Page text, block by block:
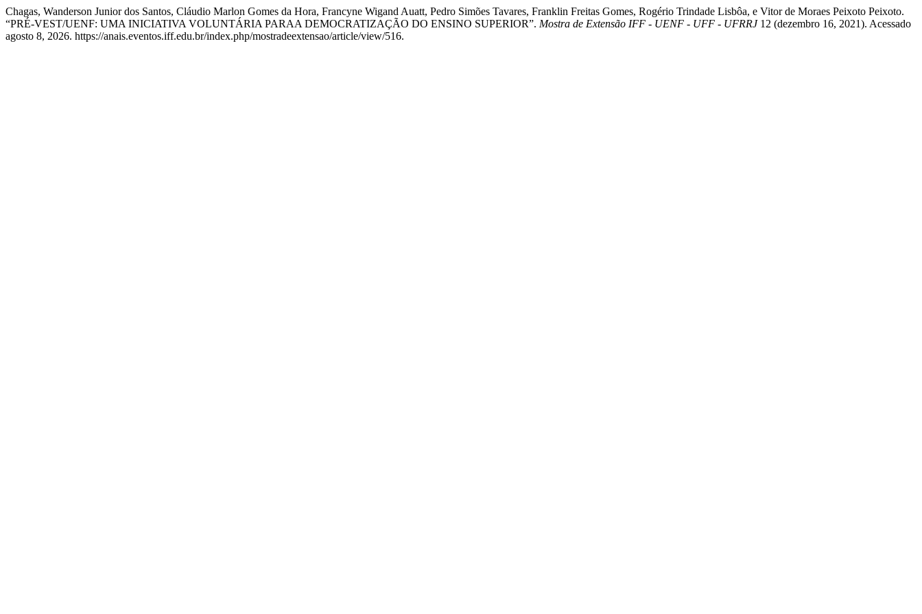
Chagas, Wanderson Junior dos Santos, Cláudio Marlon Gomes da Hora, Francyne Wigand Auatt, Pedro Simões Tavares, Franklin Freitas Gomes, Rogério Trindade Lisbôa, e Vitor de Moraes Peixoto Peixoto.
“PRÉ-VEST/UENF: UMA INICIATIVA VOLUNTÁRIA PARAA DEMOCRATIZAÇÃO DO ENSINO SUPERIOR”. Mostra de Extensão IFF - UENF - UFF - UFRRJ12 (dezembro 16, 2021). Acessado
agosto 8, 2026. https://anais.eventos.iff.edu.br/index.php/mostradeextensao/article/view/516.